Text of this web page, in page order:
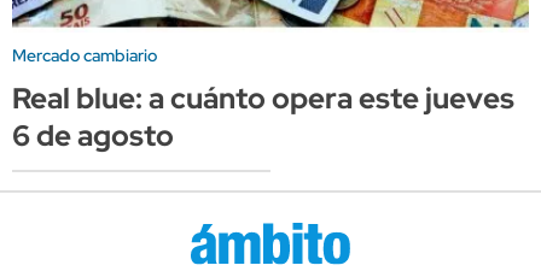
Mercado cambiario
Real blue: a cuánto opera este jueves
6 de agosto